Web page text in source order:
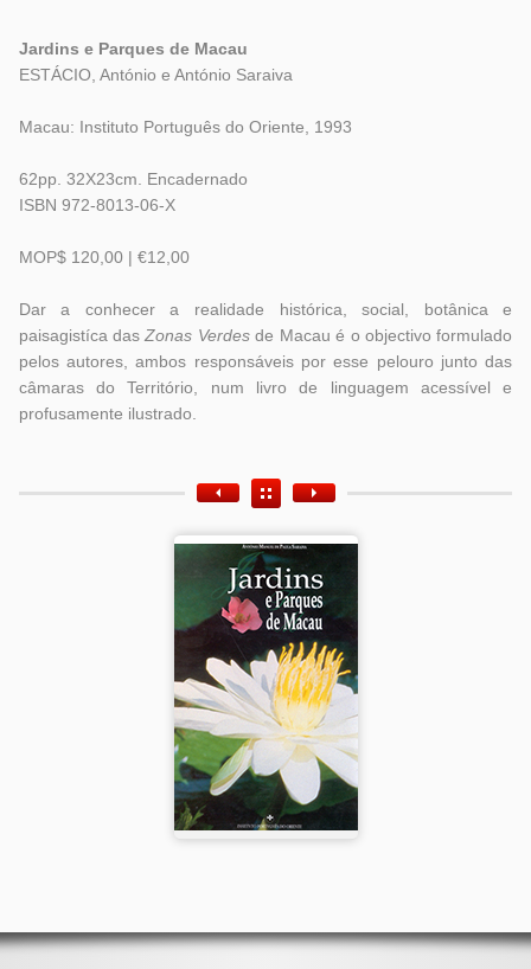
Jardins e Parques de Macau
ESTÁCIO, António e António Saraiva
Macau: Instituto Português do Oriente, 1993
62pp. 32X23cm. Encadernado
ISBN 972-8013-06-X
MOP$ 120,00 | €12,00
Dar a conhecer a realidade histórica, social, botânica e
paisagistíca dasZonas Verdesde Macau é o objectivo formulado
pelos autores, ambos responsáveis por esse pelouro junto das
câmaras do Território, num livro de linguagem acessível e
profusamente ilustrado.